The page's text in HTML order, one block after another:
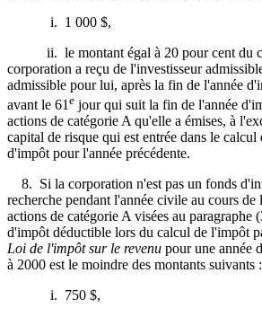
i. 1 000 $,
ii. le montant égal à 20 pour cent du
corporation a reçu de l'investisseur
admissible pour lui, après la fin de l'année
avant le 61 e jour qui suit la fin de l'année
actions de catégorie A qu'elle a émises, à
capital de risque qui est entrée dans le
d'impôt pour l'année précédente.
8. Si la corporation n'est pas un fonds
recherche pendant l'année civile au cours de
actions de catégorie A visées au paragraphe
d'impôt déductible lors du calcul de l'impôt
Loi de l'impôt sur le revenu pour une année
à 2000 est le moindre des montants suivants :
i. 750 $,